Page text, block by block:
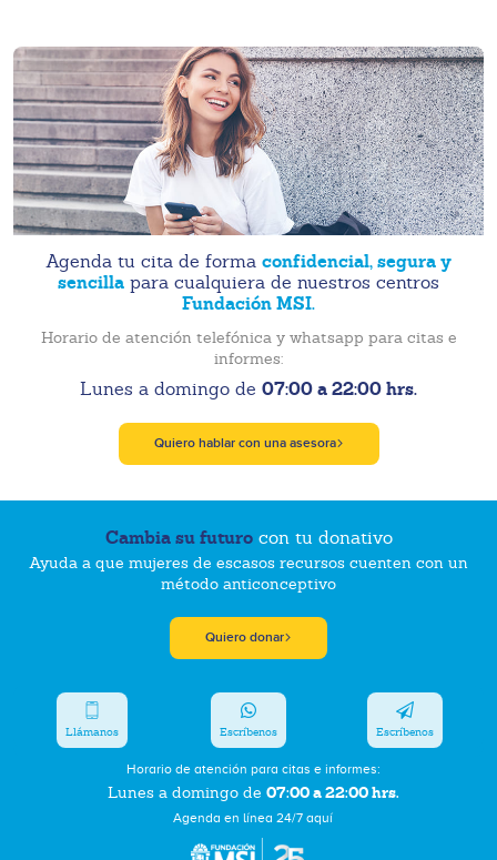
Agenda tu cita de forma confidencial, segura y
sencilla para cualquiera de nuestros centros
Fundación MSI.
Horario de atención telefónica y whatsapp para citas e
informes:
Lunes a domingo de 07:00 a 22:00 hrs.
Quiero hablar con una asesora
Cambia su futurocon tu donativo
Ayuda a que mujeres de escasos recursos cuenten con un
método anticonceptivo
Quiero donar
Horario de atención para citas e informes:
Lunes a domingo de 07:00 a 22:00 hrs.
Agenda en línea 24/7 aquí
Llámanos Escríbenos Escríbenos